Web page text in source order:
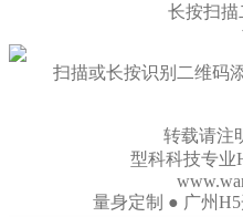
长按扫描
扫描或长按识别二维码
转载请注
型科科技专业
量身定制 ● 广州